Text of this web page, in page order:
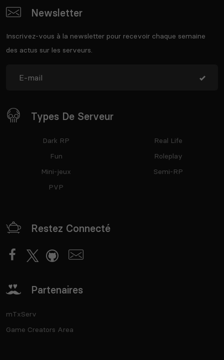
Newsletter
Inscrivez-vous à la newsletter pour recevoir chaque semaine
des actus sur les serveurs.
Types De Serveur
Dark RP
Fun
Mini-jeux
PVP
Real Life
Roleplay
Semi-RP
Restez Connecté
Partenaires
mTxServ
Game Creators Area